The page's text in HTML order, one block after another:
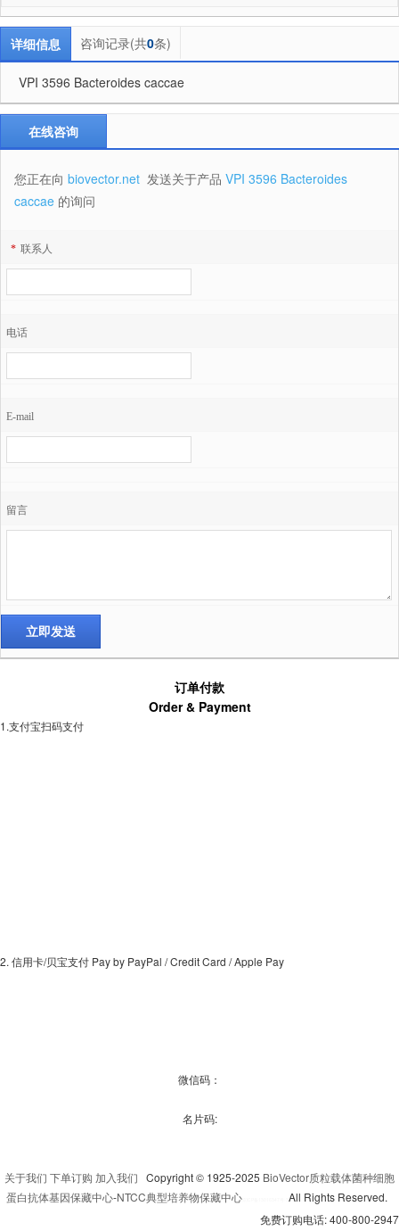
详细信息 咨询记录(共0条)
VPI 3596 Bacteroides caccae
在线咨询
您正在向 biovector.net 发送关于产品 VPI 3596 Bacteroides
caccae 的询问
* 联系人
电话
E-mail
留言
订单付款
Order & Payment
1.支付宝扫码支付
2. 信用卡/贝宝支付 Pay by PayPal / Credit Card / Apple Pay
微信码：
名片码:
关于我们 下单订购 加入我们 Copyright © 1925-2025 BioVector质粒载体菌种细胞
蛋白抗体基因保藏中心-NTCC典型培养物保藏中心
All Rights Reserved.
免费订购电话: 400-800-2947